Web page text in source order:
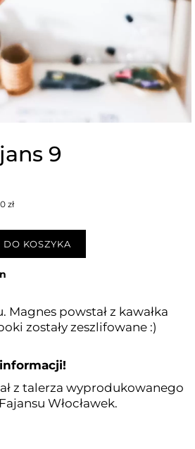
9
zł
KOSZYKA
Magnes powstał z kawałka
zostały zeszlifowane :)
z talerza wyprodukowanego
Włocławek.